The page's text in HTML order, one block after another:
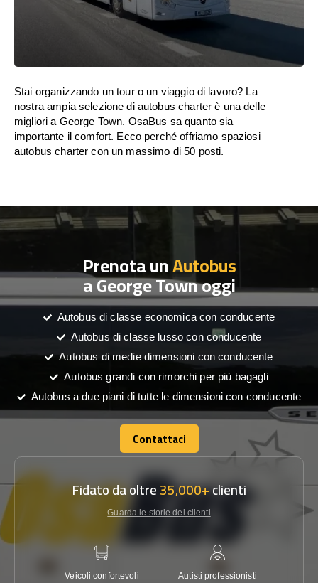
Stai organizzando un tour o un viaggio di lavoro? La
nostra ampia selezione di autobus charter è una delle
migliori a George Town. OsaBus sa quanto sia
importante il comfort. Ecco perché offriamo spaziosi
autobus charter con un massimo di 50 posti.
Prenota unAutobus
a George Town oggi
Autobus di classe economica con conducente
Autobus di classe lusso con conducente
Autobus di medie dimensioni con conducente
Autobus grandi con rimorchi per più bagagli
Autobus a due piani di tutte le dimensioni con conducente
Contattaci
Contattaci
Fidato da oltre35,000+clienti
Guarda le storie dei clienti
Veicoli confortevoli Autisti professionisti